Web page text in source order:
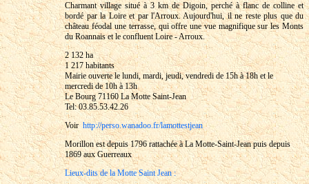
Charmant village situé à 3 km de Digoin, perché à flanc de colline et
bordé par la Loire et par l'Arroux. Aujourd'hui, il ne reste plus que du
château féodal une terrasse, qui offre une vue magnifique sur les Monts
du Roannais et le confluent Loire - Arroux.
2 132 ha
1 217 habitants
Mairie ouverte le lundi, mardi, jeudi, vendredi de 15h à 18h et le
mercredi de 10h à 13h
Le Bourg 71160 La Motte Saint-Jean
Tel: 03.85.53.42.26
Voirhttp://perso.wanadoo.fr/lamottestjean
Morillon est depuis 1796 rattachée à La Motte-Saint-Jean puis depuis
1869 aux Guerreaux
Lieux-dits de la Motte Saint Jean :